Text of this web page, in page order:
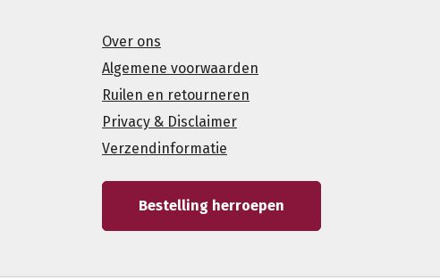
Over ons
Algemene voorwaarden
Ruilen en retourneren
Privacy & Disclaimer
Verzendinformatie
Bestelling herroepen